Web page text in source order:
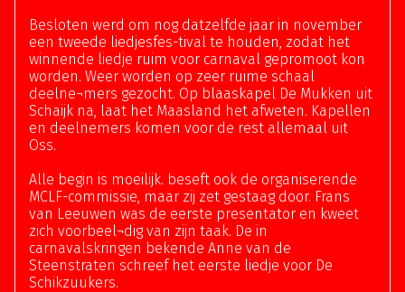
Besloten werd om nog datzelfde jaar in november
een tweede liedjesfes-tival te houden, zodat het
winnende liedje ruim voor carnaval gepromoot kon
worden. Weer worden op zeer ruime schaal
deelne¬mers gezocht. Op blaaskapel De Mukken uit
Schaijk na, laat het Maasland het afweten. Kapellen
en deelnemers komen voor de rest allemaal uit
Oss.
Alle begin is moeilijk. beseft ook de organiserende
MCLF-commissie, maar zij zet gestaag door. Frans
van Leeuwen was de eerste presentator en kweet
zich voorbeel¬dig van zijn taak. De in
carnavalskringen bekende Anne van de
Steenstraten schreef het eerste liedje voor De
Schikzuukers.